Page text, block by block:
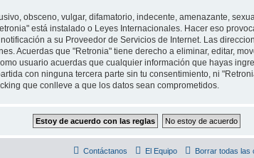
obsceno, vulgar, difamatorio, indecente, amenazante,
está instalado o Leyes Internacionales. Hacer eso
a su Proveedor de Servicios de Internet. Las
Acuerdas que "Retronia" tiene derecho a eliminar, editar,
usuario acuerdas que cualquier información que hayas
con ninguna tercera parte sin tu consentimiento, ni
que conlleve a que los datos sean comprometidos.
Borrar todas las
El Equipo
Contáctanos